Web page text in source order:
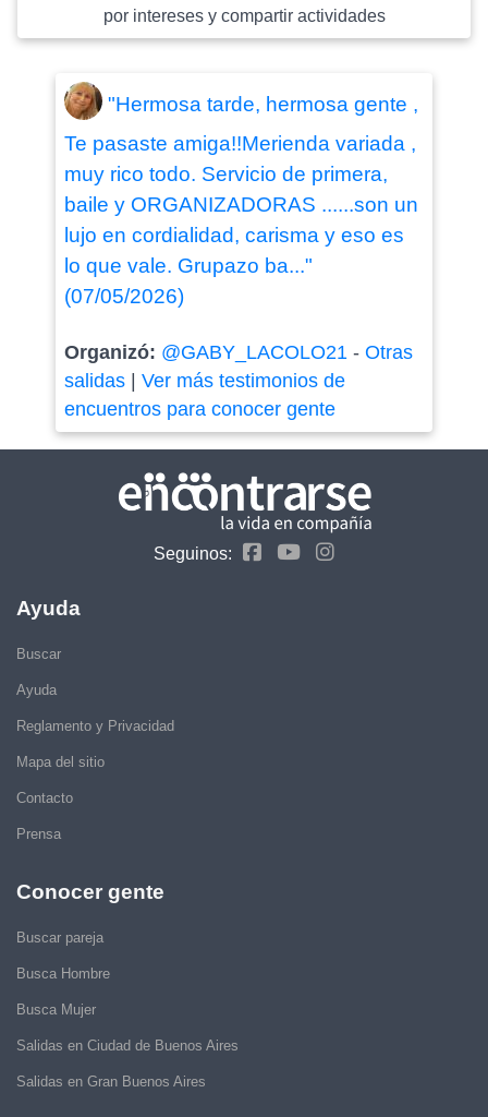
por intereses y compartir actividades
"Hermosa tarde, hermosa gente ,
Te pasaste amiga!!Merienda variada ,
muy rico todo. Servicio de primera,
baile y ORGANIZADORAS ......son un
lujo en cordialidad, carisma y eso es
lo que vale. Grupazo ba..."
(07/05/2026)
Organizó: @GABY_LACOLO21- Otras
salidas| Ver más testimonios de
encuentros para conocer gente
Seguinos:
Ayuda
Buscar
Ayuda
Reglamento y Privacidad
Mapa del sitio
Contacto
Prensa
Conocer gente
Buscar pareja
Busca Hombre
Busca Mujer
Salidas en Ciudad de Buenos Aires
Salidas en Gran Buenos Aires